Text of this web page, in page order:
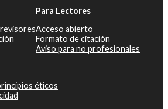
Para Lectores
Acceso abierto
Formato de citación
Aviso para no profesionales
éticos